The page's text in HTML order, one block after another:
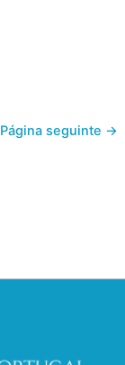
Página seguinte ->